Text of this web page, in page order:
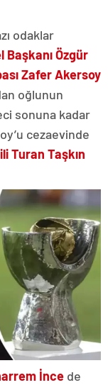
odaklar
Başkanı Özgür
Zafer Akersoy
oğlunun
sonuna kadar
cezaevinde
Turan Taşkın
İnce de